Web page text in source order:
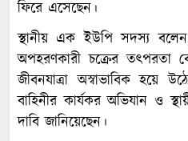
ফিরে এসেছেন।
স্থানীয় এক ইউপি সদস্য
অপহরণকারী চক্রের তৎপরতা
জীবনযাত্রা অস্বাভাবিক হয়ে
বাহিনীর কার্যকর অভিযান ও
দাবি জানিয়েছেন।